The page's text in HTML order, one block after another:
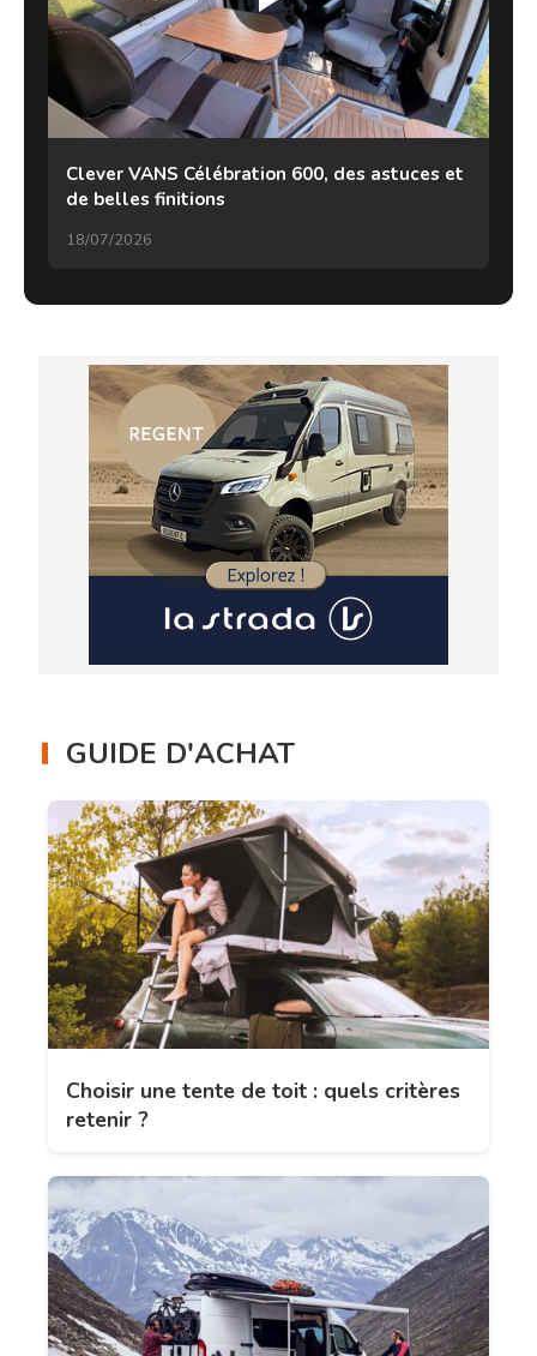
Clever VANS Célébration 600, des astuces et
de belles finitions
18/07/2026
GUIDE D'ACHAT
Choisir une tente de toit : quels critères
retenir ?